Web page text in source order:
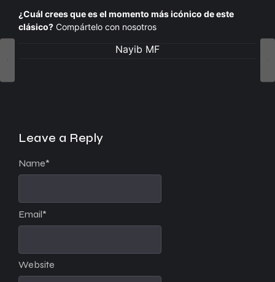
¿Cuál crees que es el momento más icónico de este
clásico? Compártelo con nosotros
Nayib MF
Leave a Reply
Name*
Email*
Website